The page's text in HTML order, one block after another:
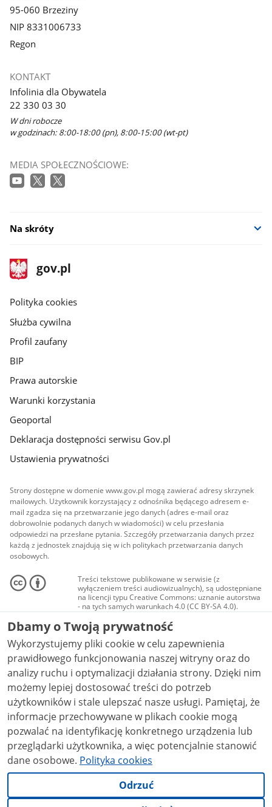
95-060 Brzeziny
NIP 8331006733
Regon
KONTAKT
Infolinia dla Obywatela
22 330 03 30
W dni robocze
w godzinach: 8:00-18:00 (pn), 8:00-15:00 (wt-pt)
MEDIA SPOŁECZNOŚCIOWE:
Na skróty
stopka
gov.pl
Strona
gov.pl
gov.pl
Polityka cookies
Służba cywilna
Profil zaufany
BIP
Prawa autorskie
Warunki korzystania
Geoportal
Deklaracja dostępności serwisu Gov.pl
Ustawienia prywatności
Strony dostępne w domenie www.gov.pl mogą zawierać adresy skrzynek
mailowych. Użytkownik korzystający z odnośnika będącego adresem e-
mail zgadza się na przetwarzanie jego danych (adres e-mail oraz
dobrowolnie podanych danych w wiadomości) w celu przesłania
odpowiedzi na przesłane pytania. Szczegóły przetwarzania danych przez
każdą z jednostek znajdują się w ich politykach przetwarzania danych
osobowych.
Treści tekstowe publikowane w serwisie (z
wyłączeniem treści audiowizualnych), są udostępniane
na licencji typu Creative Commons: uznanie autorstwa
- na tych samych warunkach 4.0 (CC BY-SA 4.0).
Materiały audiowizualne, w tym zdjęcia, materiały
audio i wideo, są udostępniane na licencji typu
Creative Commons: uznanie autorstwa użycie
niekomercyjne - bez utworów zależnych 4.0 (CC BY-
NC-ND 4.0), o ile nie jest to stwierdzone inaczej.
Dbamy o Twoją prywatność
Wykorzystujemy pliki cookie w celu zapewnienia
prawidłowego funkcjonowania naszej witryny oraz do
analizy ruchu i optymalizacji działania strony. Dzięki nim
możemy lepiej dostosować treści do potrzeb
użytkowników i stale ulepszać nasze usługi. Pamiętaj, że
informacje przechowywane w plikach cookie mogą
pozwalać na identyfikację konkretnego urządzenia lub
przeglądarki użytkownika, a więc potencjalnie stanowić
dane osobowe. Polityka cookies
Odrzuć